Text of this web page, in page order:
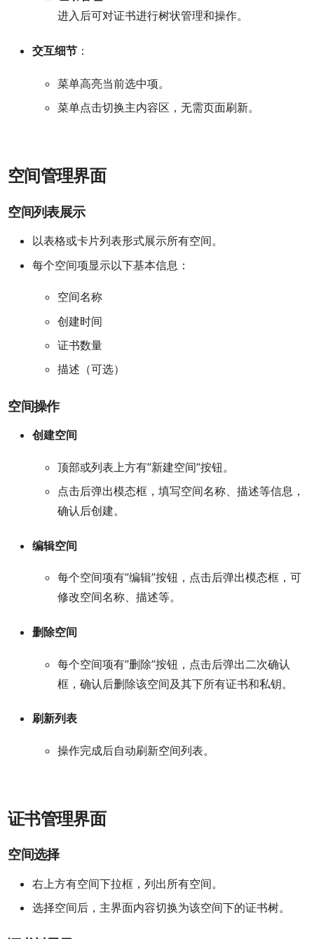
进入后可对证书进行树状管理和操作。
交互细节 ：
菜单高亮当前选中项。
菜单点击切换主内容区，无需页面刷新。
空间管理界面
空间列表展示
以表格或卡片列表形式展示所有空间。
每个空间项显示以下基本信息：
空间名称
创建时间
证书数量
描述（可选）
空间操作
创建空间
顶部或列表上方有”新建空间”按钮。
点击后弹出模态框，填写空间名称、描述等信息，
确认后创建。
编辑空间
每个空间项有”编辑”按钮，点击后弹出模态框，可
修改空间名称、描述等。
删除空间
每个空间项有”删除”按钮，点击后弹出二次确认
框，确认后删除该空间及其下所有证书和私钥。
刷新列表
操作完成后自动刷新空间列表。
证书管理界面
空间选择
右上方有空间下拉框，列出所有空间。
选择空间后，主界面内容切换为该空间下的证书树。